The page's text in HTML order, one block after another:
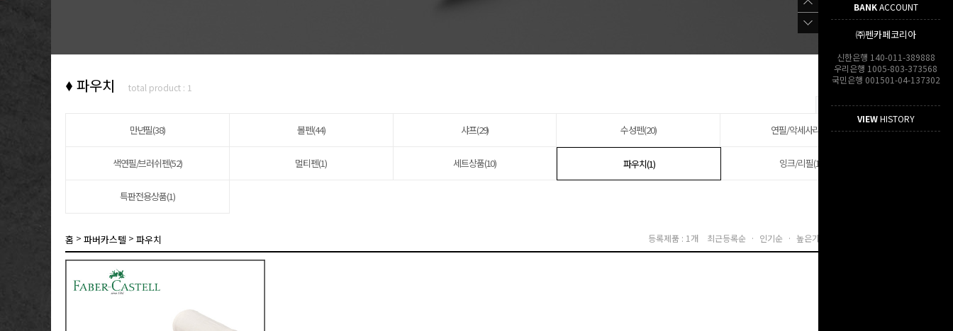
BANKACCOUNT
㈜펜카페코리아
신한은행 140-011-389888
우리은행 1005-803-373568
국민은행 001501-04-137302
VIEWHISTORY
파우치 total product : 1
만년필(38) 볼펜(44) 샤프(29) 수성펜(20) 연필/악세사리(42)
색연필/브러쉬펜(52) 멀티펜(1) 세트상품(10) 파우치(1) 잉크/리필(15)
특판전용상품(1)
홈 > 파버카스텔 > 파우치 등록제품 : 1개 최근등록순 · 인기순 · 높은가격순 ·